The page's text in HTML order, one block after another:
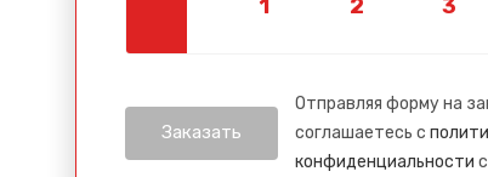
Отправляя форму на
соглашаетесь с
конфиденциальности